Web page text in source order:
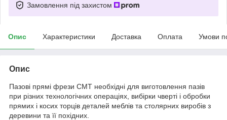
Замовлення під захистом
Опис Характеристики Доставка Оплата Умови
Опис
Пазові прямі фрези CMT необхідні для виготовлення пазів
при різних технологічних операціях, вибірки чверті і обробки
прямих і косих торців деталей меблів та столярних виробів з
деревини та її похідних.